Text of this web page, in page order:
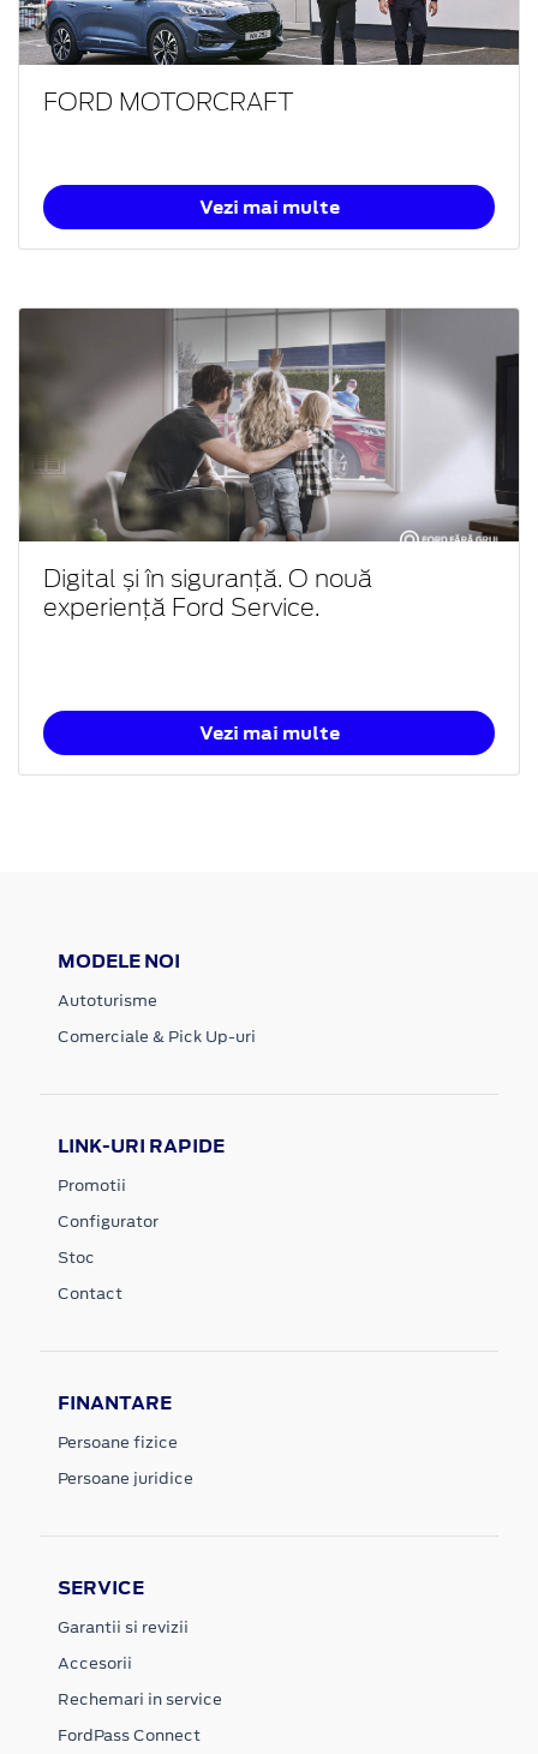
FORD MOTORCRAFT
Vezi mai multe
Digital și în siguranță. O nouă
experiență Ford Service.
Vezi mai multe
MODELE NOI
Autoturisme
Comerciale & Pick Up-uri
LINK-URI RAPIDE
Promotii
Configurator
Stoc
Contact
FINANTARE
Persoane fizice
Persoane juridice
SERVICE
Garantii si revizii
Accesorii
Rechemari in service
FordPass Connect